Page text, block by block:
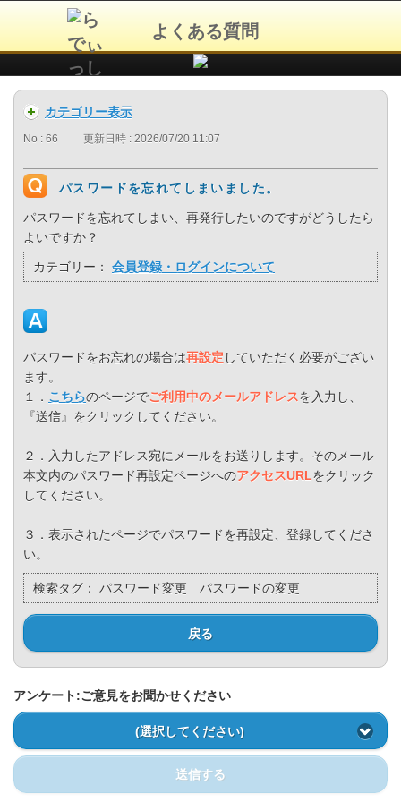
よくある質問
カテゴリー表示
No : 66 更新日時 : 2026/07/20 11:07
パスワードを忘れてしまいました。
パスワードを忘れてしまい、再発行したいのですがどうしたら
よいですか？
カテゴリー： 会員登録・ログインについて
パスワードをお忘れの場合は再設定 していただく必要がござい
ます。
１． こちらのページでご利用中のメールアドレスを入力し、
『送信』をクリックしてください。
２．入力したアドレス宛にメールをお送りします。そのメール
本文内のパスワード再設定ページへのアクセスURLをクリック
してください。
３．表示されたページでパスワードを再設定、登録してくださ
い。
検索タグ： パスワード変更 パスワードの変更
戻る
アンケート:ご意見をお聞かせください
(選択してください)
送信する